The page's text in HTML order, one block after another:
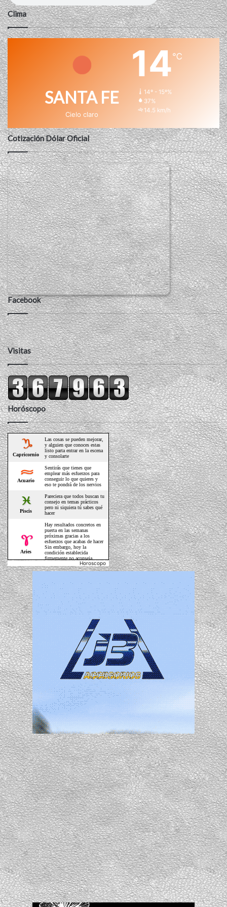
Clima
SANTA FE
Cielo claro
14℃
14º - 15º%
37%
14.5 km/h
Cotización Dólar Oficial
Facebook
Visitas
Horóscopo
Horoscopo